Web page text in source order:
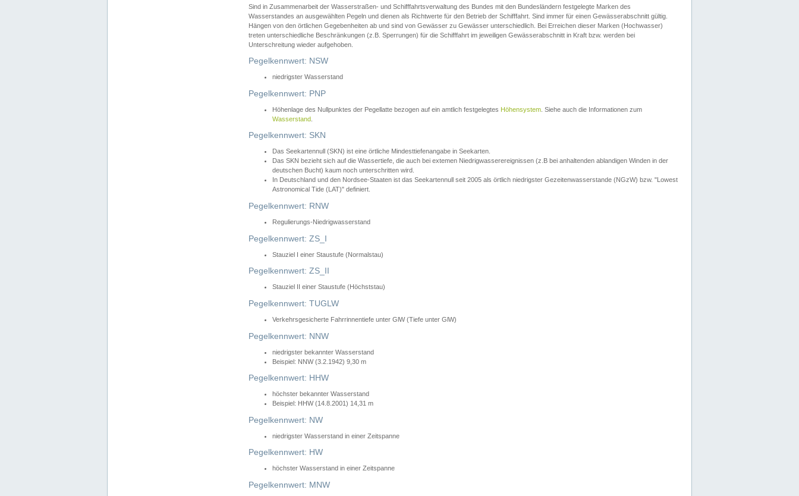
Sind in Zusammenarbeit der Wasserstraßen- und Schifffahrtsverwaltung des Bundes mit den Bundesländern festgelegte Marken des
Wasserstandes an ausgewählten Pegeln und dienen als Richtwerte für den Betrieb der Schifffahrt. Sind immer für einen Gewässerabschnitt gültig.
Hängen von den örtlichen Gegebenheiten ab und sind von Gewässer zu Gewässer unterschiedlich. Bei Erreichen dieser Marken (Hochwasser)
treten unterschiedliche Beschränkungen (z.B. Sperrungen) für die Schifffahrt im jeweiligen Gewässerabschnitt in Kraft bzw. werden bei
Unterschreitung wieder aufgehoben.
Pegelkennwert: NSW
niedrigster Wasserstand
Pegelkennwert: PNP
Höhenlage des Nullpunktes der Pegellatte bezogen auf ein amtlich festgelegtes Höhensystem . Siehe auch die Informationen zum
Wasserstand
Pegelkennwert: SKN
Das Seekartennull (SKN) ist eine örtliche Mindesttiefenangabe in Seekarten.
Das SKN bezieht sich auf die Wassertiefe, die auch bei extemen Niedrigwasserereignissen (z.B bei anhaltenden ablandigen Winden in der
deutschen Bucht) kaum noch unterschritten wird.
In Deutschland und den Nordsee-Staaten ist das Seekartennull seit 2005 als örtlich niedrigster Gezeitenwasserstande (NGzW) bzw. "Lowest
Astronomical Tide (LAT)" definiert.
Pegelkennwert: RNW
Regulierungs-Niedrigwasserstand
Pegelkennwert: ZS_I
Stauziel I einer Staustufe (Normalstau)
Pegelkennwert: ZS_II
Stauziel II einer Staustufe (Höchststau)
Pegelkennwert: TUGLW
Verkehrsgesicherte Fahrrinnentiefe unter GlW (Tiefe unter GlW)
Pegelkennwert: NNW
niedrigster bekannter Wasserstand
Beispiel: NNW (3.2.1942) 9,30 m
Pegelkennwert: HHW
höchster bekannter Wasserstand
Beispiel: HHW (14.8.2001) 14,31 m
Pegelkennwert: NW
niedrigster Wasserstand in einer Zeitspanne
Pegelkennwert: HW
höchster Wasserstand in einer Zeitspanne
Pegelkennwert: MNW